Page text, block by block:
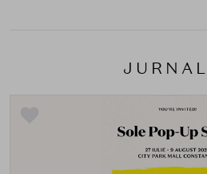
JURNAL